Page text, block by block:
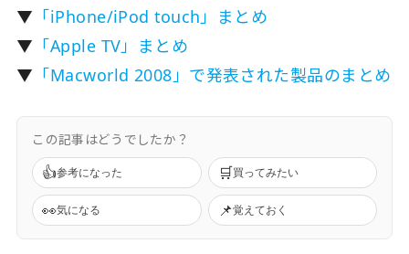
▼ 「iPhone/iPod touch」まとめ
▼ 「Apple TV」まとめ
▼ 「Macworld 2008」で発表された製品のまとめ
この記事はどうでしたか？
👍参考になった 🛒買ってみたい
👀気になる 📌覚えておく